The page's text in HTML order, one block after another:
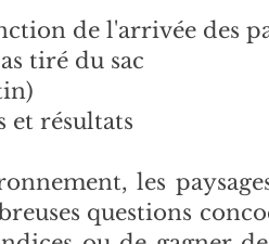
de l'arrivée des
tiré du sac
et résultats
les
questions